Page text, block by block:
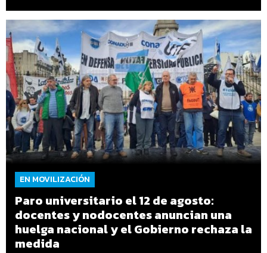
EN MOVILIZACIÓN
Paro universitario el 12 de agosto:
docentes y nodocentes anuncian una
huelga nacional y el Gobierno rechaza la
medida